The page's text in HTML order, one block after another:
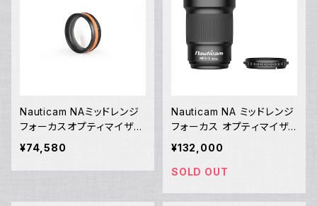
Nauticam NAミッドレンジ
フォーカスオプティマイザー
MFO-1 [21667]
¥74,580
Nauticam NA ミッドレンジ
フォーカス オプティマイザ
ー MFO-3 [21717]
¥132,000
SOLD OUT